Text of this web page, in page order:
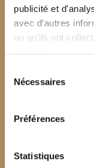
publicité et
avec d'autres
ou qu'ils ont
Nécessaires
Préférences
Statistiques